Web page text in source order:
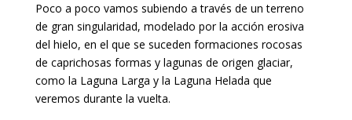
Poco a poco vamos subiendo a través de un terreno
de gran singularidad, modelado por la acción erosiva
del hielo, en el que se suceden formaciones rocosas
de caprichosas formas y lagunas de origen glaciar,
como la Laguna Larga y la Laguna Helada que
veremos durante la vuelta.